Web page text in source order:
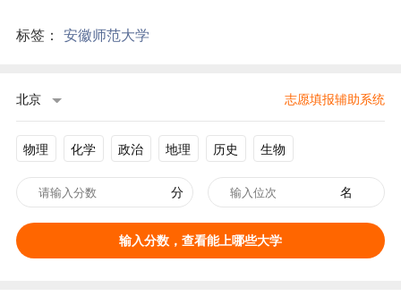
标签： 安徽师范大学
北京 志愿填报辅助系统
物理 化学 政治 地理 历史 生物
分 名
输入分数，查看能上哪些大学